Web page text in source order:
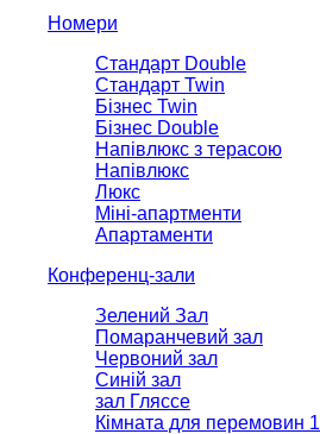
Номери
Стандарт Double
Стандарт Twin
Бізнес Twin
Бізнес Double
Напівлюкс з терасою
Напівлюкс
Люкс
Міні-апартменти
Апартаменти
Конференц-зали
Зелений Зал
Помаранчевий зал
Червоний зал
Синій зал
зал Гляссе
Кімната для перемовин 1